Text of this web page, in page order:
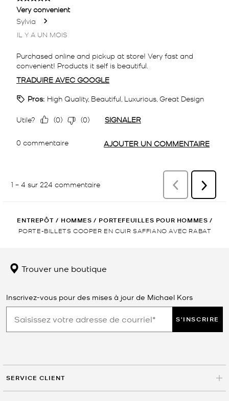
ENTREPÔT / HOMMES / PORTEFEUILLES POUR HOMMES /
PORTE-BILLETS COOPER EN CUIR SAFFIANO AVEC RABAT
Trouver une boutique
Inscrivez-vous pour des mises à jour de Michael Kors
S'INSCRIRE
SERVICE CLIENT